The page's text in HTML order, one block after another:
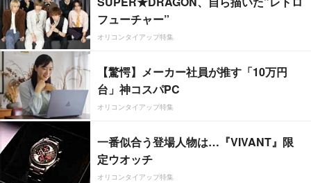
フューチャー”
オリコンタイアップ特集
【驚愕】メーカー社員が推す「10万円
台」神コスパPC
オリコンタイアップ特集
一番似合う登場人物は…『VIVANT』限
定ウオッチ
オリコンタイアップ特集